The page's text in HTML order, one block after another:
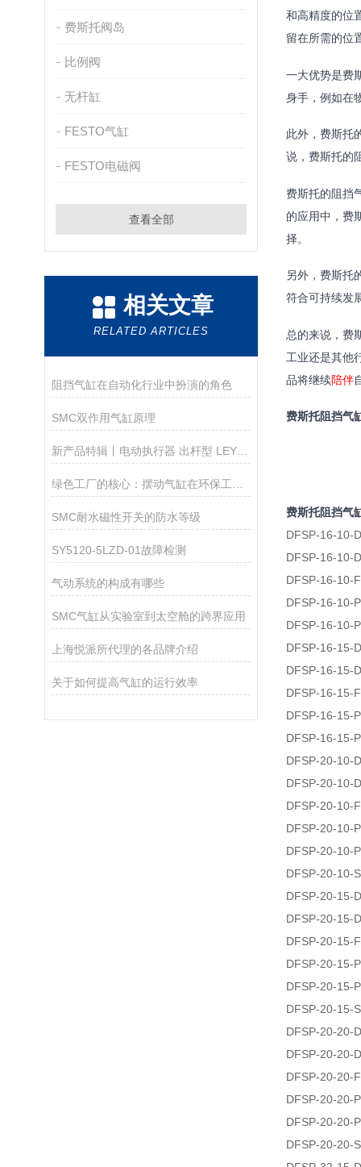
费斯托阀岛
比例阀
无杆缸
FESTO气缸
FESTO电磁阀
查看全部
相关文章
RELATED ARTICLES
阻挡气缸在自动化行业中扮演的角色
SMC双作用气缸原理
新产品特辑丨电动执行器 出杆型 LEY100系列
SMC耐水磁性开关的防水等级
SY5120-5LZD-01故障检测
气动系统的构成有哪些
SMC气缸从实验室到太空舱的跨界应用
上海悦派所代理的各品牌介绍
关于如何提高气缸的运行效率
和高精度的位
留在所需的位
一大优势是费
身手，例如在
此外，费斯托
说，费斯托的
费斯托的阻挡
的应用中，费
择。
另外，费斯托
符合可持续发
总的来说，费
工业还是其他
品将继续陪伴
费斯托阻挡气
费斯托阻挡气
DFSP-16-10-
DFSP-16-10-
DFSP-16-10-
DFSP-16-10-
DFSP-16-10-
DFSP-16-15-
DFSP-16-15-
DFSP-16-15-
DFSP-16-15-
DFSP-16-15-
DFSP-20-10-
DFSP-20-10-
DFSP-20-10-
DFSP-20-10-
DFSP-20-10-
DFSP-20-10-
DFSP-20-15-
DFSP-20-15-
DFSP-20-15-
DFSP-20-15-
DFSP-20-15-
DFSP-20-15-
DFSP-20-20-
DFSP-20-20-
DFSP-20-20-
DFSP-20-20-
DFSP-20-20-
DFSP-20-20-